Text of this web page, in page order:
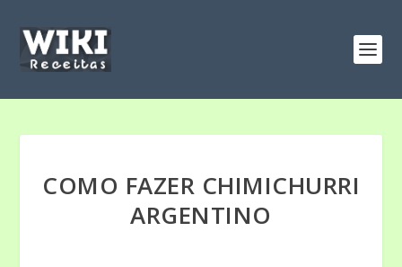
COMO FAZER CHIMICHURRI
ARGENTINO